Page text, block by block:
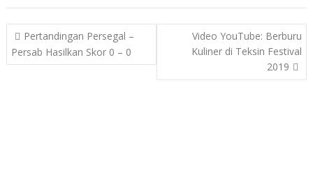
Post
navigation
Pertandingan Persegal –
Persab Hasilkan Skor 0 – 0
Video YouTube: Berburu
Kuliner di Teksin Festival
2019